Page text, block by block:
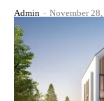
Admin - November